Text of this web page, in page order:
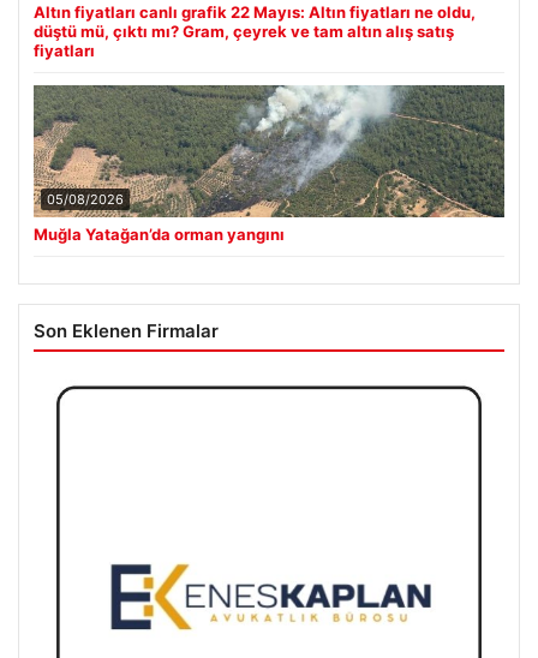
Altın fiyatları canlı grafik 22 Mayıs: Altın fiyatları ne oldu,
düştü mü, çıktı mı? Gram, çeyrek ve tam altın alış satış
fiyatları
05/08/2026
Muğla Yatağan’da orman yangını
Son Eklenen Firmalar